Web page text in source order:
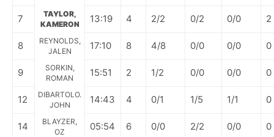
7
TAYLOR,
KAMERON
13:19 4 2/2 0/2 0/0 2
8
REYNOLDS,
JALEN
17:10 8 4/8 0/0 0/0 0
9
SORKIN,
ROMAN
15:51 2 1/2 0/0 0/0 0
12
DIBARTOLO.
JOHN
14:43 4 0/1 1/5 1/1 0
14
BLAYZER,
OZ
05:54 6 0/0 2/2 0/0 0